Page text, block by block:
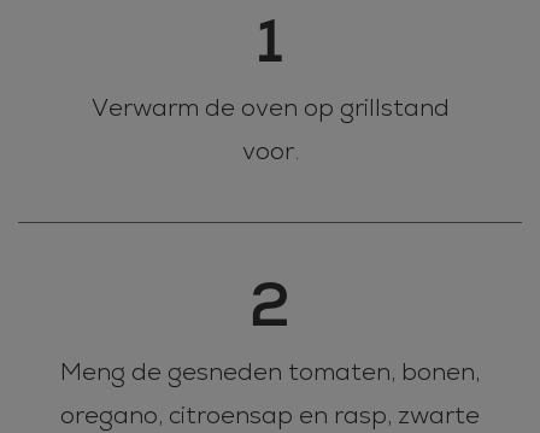
1
Verwarm de oven op grillstand
voor.
2
Meng de gesneden tomaten, bonen,
oregano, citroensap en rasp, zwarte